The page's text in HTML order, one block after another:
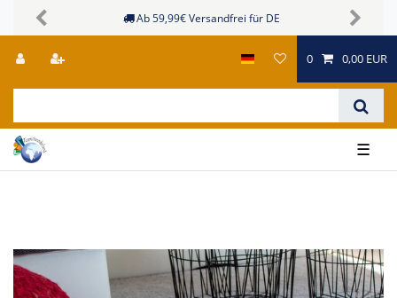
Sichere Zahlungsmöglichkeiten
Previous Next
0 0,00 EUR
☰